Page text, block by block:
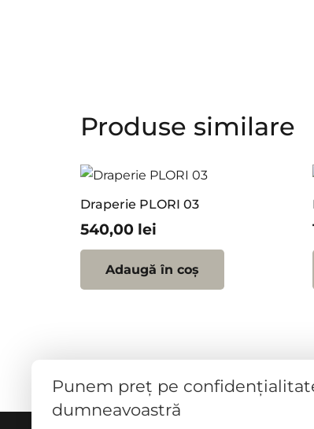
Produse similare
Draperie PLORI 03
540,00 lei
Adaugă în coș
Punem preț pe
dumneavoastră